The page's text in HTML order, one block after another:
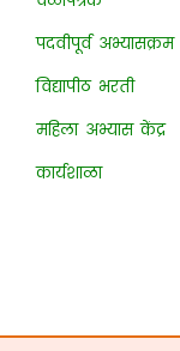
पदवीपूर्व
विद्यापीठ भरती
महिला अभ्यास केंद्र
कार्यशाळा